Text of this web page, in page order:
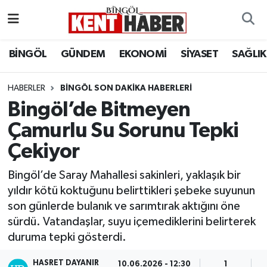
BİNGÖL GÜNDEM EKONOMİ SİYASET SAĞLIK
HABERLER BINGÖL SON DAKIKA HABERLERI
Bingöl’de Bitmeyen
Çamurlu Su Sorunu Tepki
Çekiyor
Bingöl’de Saray Mahallesi sakinleri, yaklaşık bir
yıldır kötü koktuğunu belirttikleri şebeke suyunun
son günlerde bulanık ve sarımtırak aktığını öne
sürdü. Vatandaşlar, suyu içemediklerini belirterek
duruma tepki gösterdi.
HASRET DAYANIR 10.06.2026 - 12:30
BİLİM-TEKNOLOJİ
DÜNYA
EĞİTİM
GENÇ
GÜNDEM
KARLIOVA
Bingöl Hava Durumu
Bingöl Namaz Vakitleri
Bingöl Trafik Yoğunluk Haritası
Tüm Manşetler
Son Dakika Haberleri
Haber Arşivi